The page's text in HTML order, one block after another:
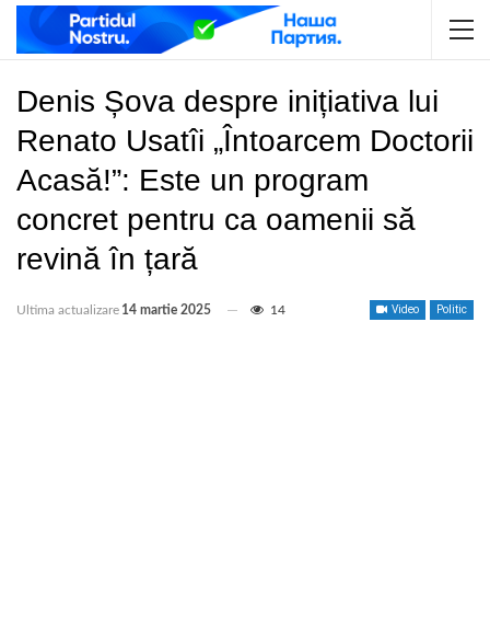
Denis Șova despre inițiativa lui
Renato Usatîi „Întoarcem Doctorii
Acasă!”: Este un program
concret pentru ca oamenii să
revină în țară
Video Politic
Ultima actualizare 14 martie 2025 14